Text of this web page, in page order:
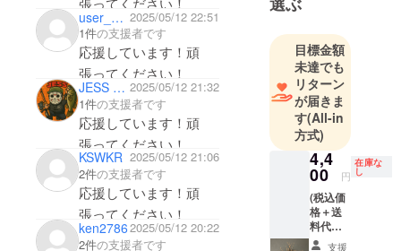
user_210b8a044044 2025/05/12 22:51
1件の支援者です
応援しています！頑
張ってください！
JESS JESS 2025/05/12 21:32
1件の支援者です
応援しています！頑
張ってください！
KSWKR 2025/05/12 21:06
2件の支援者です
応援しています！頑
張ってください！
ken27862025/05/12 20:22
2件の支援者です
シュデバイ
ス）
目標金額
未達でも
リターン
が届きま
す(All-in
方式)
4,4
00 円
在庫な
し
(税込価
格＋送
料代込
み） ケ
支援